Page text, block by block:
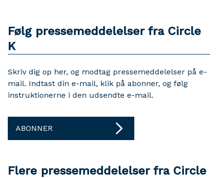
Følg pressemeddelelser fra Circle
K
Skriv dig op her, og modtag pressemeddelelser på e-
mail. Indtast din e-mail, klik på abonner, og følg
instruktionerne i den udsendte e-mail.
ABONNER
Flere pressemeddelelser fra Circle